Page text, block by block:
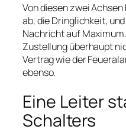
Von diesen zwei
ab, die Dringlichkeit,
Nachricht auf
Zustellung überhaupt
Vertrag wie der
ebenso.
Eine Leiter
Schalters